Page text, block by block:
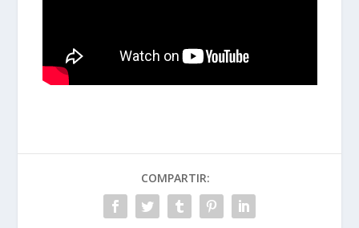
COMPARTIR: